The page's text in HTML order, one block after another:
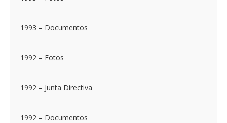
1993 – Documentos
1992 – Fotos
1992 – Junta Directiva
1992 – Documentos